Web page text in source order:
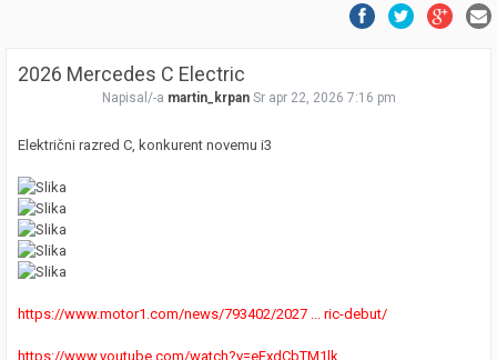
2026 Mercedes C Electric
Napisal/-a martin_krpan Sr apr 22, 2026 7:16 pm
Električni razred C, konkurent novemu i3
https://www.motor1.com/news/793402/2027 ... ric-debut/
https://www.youtube.com/watch?v=eFxdCbTM1lk